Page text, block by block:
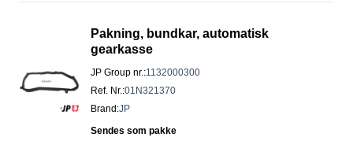
Pakning, bundkar, automatisk
gearkasse
JP Group nr.:1132000300
Ref. Nr.:01N321370
Brand :JP
Sendes som pakke